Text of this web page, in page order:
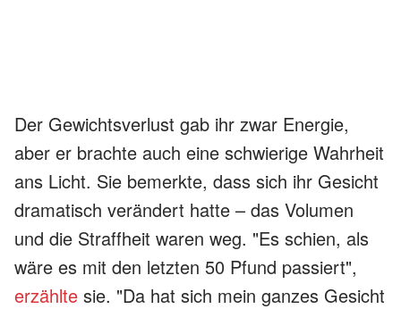
Der Gewichtsverlust gab ihr zwar Energie,
aber er brachte auch eine schwierige Wahrheit
ans Licht. Sie bemerkte, dass sich ihr Gesicht
dramatisch verändert hatte – das Volumen
und die Straffheit waren weg. "Es schien, als
wäre es mit den letzten 50 Pfund passiert",
erzählte sie. "Da hat sich mein ganzes Gesicht